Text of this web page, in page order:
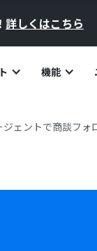
詳しくはこちら
機能
ジェントで商談フォ